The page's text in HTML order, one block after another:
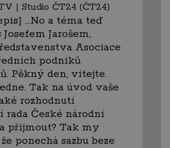
| Studio ČT24 (ČT24)
…No a téma teď
Jarošem,
Asociace
podniků
Pěkný den, vítejte.
Tak na úvod vaše
rozhodnutí
České národní
přijmout? Tak my
ponechá sazbu beze